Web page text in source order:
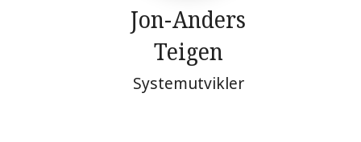
Jon-Anders
Teigen
Systemutvikler